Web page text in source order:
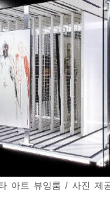
타 아트 뷰잉룸 / 사진 제